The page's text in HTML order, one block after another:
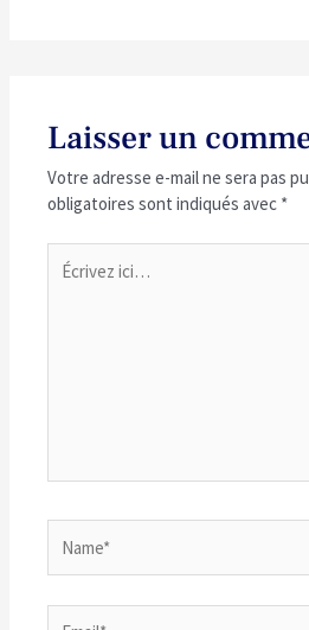
Laisser un
Votre adresse e-mail ne sera pas
obligatoires sont indiqués avec *
ici…